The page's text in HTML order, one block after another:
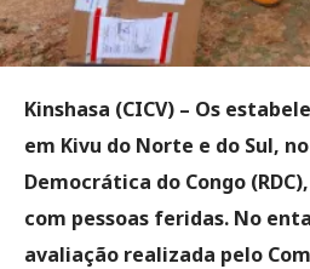
Kinshasa (CICV) – Os
em Kivu do Norte e do Sul,
Democrática do Congo
com pessoas feridas. No
avaliação realizada pelo